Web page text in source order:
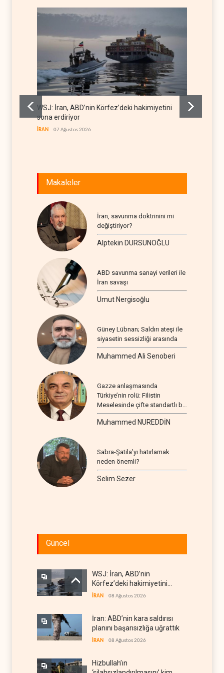
WSJ: İran, ABD’nin Körfez’deki hakimiyetini
sona erdiriyor
İRAN 07 Ağustos 2026
Makaleler
İran, savunma doktrinini mi
değiştiriyor?
Alptekin DURSUNOĞLU
ABD savunma sanayi verileri ile
İran savaşı
Umut Nergisoğlu
Güney Lübnan; Saldırı ateşi ile
siyasetin sessizliği arasında
Muhammed Ali Senoberi
Gazze anlaşmasında
Türkiye’nin rolü: Filistin
Meselesinde çifte standartlı bir
seyir
Muhammed NUREDDİN
Sabra-Şatila’yı hatırlamak
neden önemli?
Selim Sezer
Güncel
WSJ: İran, ABD’nin
Körfez’deki hakimiyetini
sona erdiriyor
İRAN 08 Ağustos 2026
İran: ABD’nin kara saldırısı
planını başarısızlığa uğrattık
İRAN 08 Ağustos 2026
Hizbullah’ın